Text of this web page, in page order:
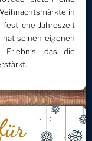
in
Jahreszeit
seinen eigenen
Erlebnis, das die